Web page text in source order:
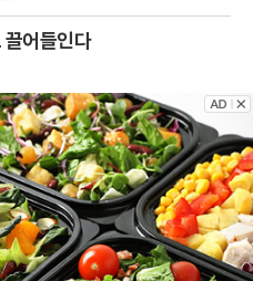
끌어들인다